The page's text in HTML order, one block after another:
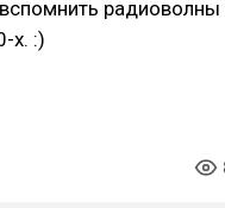
радиоволны
х. :)